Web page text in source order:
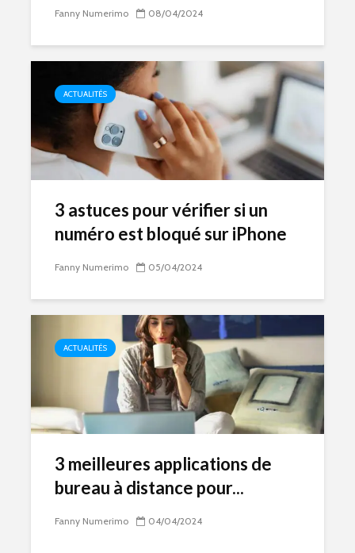
Fanny Numerimo 08/04/2024
ACTUALITÉS
3 astuces pour vérifier si un
numéro est bloqué sur iPhone
Fanny Numerimo 05/04/2024
ACTUALITÉS
3 meilleures applications de
bureau à distance pour...
Fanny Numerimo 04/04/2024